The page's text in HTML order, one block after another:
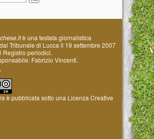
è una testata giornalistica
Tribunale di Lucca il 19 settembre 2007
Registro periodici.
Fabrizio Vincenti.
è pubblicata sotto una Licenza Creative